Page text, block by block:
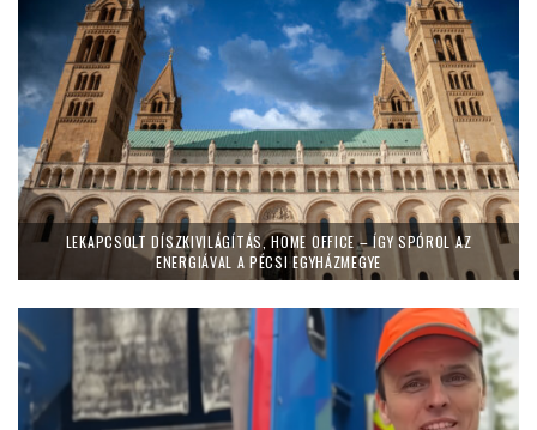
LEKAPCSOLT DÍSZKIVILÁGÍTÁS, HOME OFFICE – ÍGY SPÓROL AZ
ENERGIÁVAL A PÉCSI EGYHÁZMEGYE